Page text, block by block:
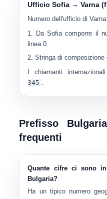
Ufficio Sofia → Varna
Numero dell'ufficio di Varna:
Da Sofia comporre il
linea 0.
Stringa di composizione
I chiamanti
345 .
Prefisso
frequenti
Quante cifre ci sono
Bulgaria?
Ha un tipico numero